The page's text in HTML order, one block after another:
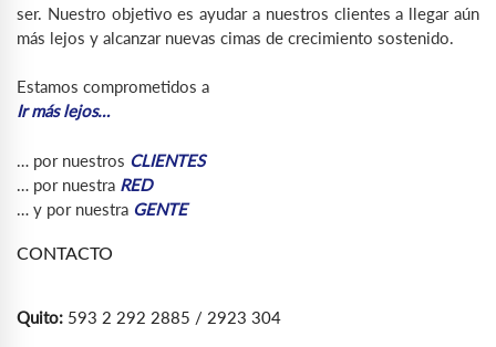
ser. Nuestro objetivo es ayudar a nuestros clientes a llegar aún
más lejos y alcanzar nuevas cimas de crecimiento sostenido.
Estamos comprometidos a
Ir más lejos…
… por nuestros CLIENTES
… por nuestra RED
… y por nuestra GENTE
CONTACTO
Quito: 593 2 292 2885 / 2923 304